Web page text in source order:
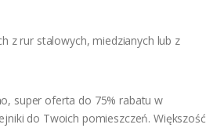
z rur stalowych, miedzianych lub z
super oferta do 75% rabatu w
do Twoich pomieszczeń. Większość